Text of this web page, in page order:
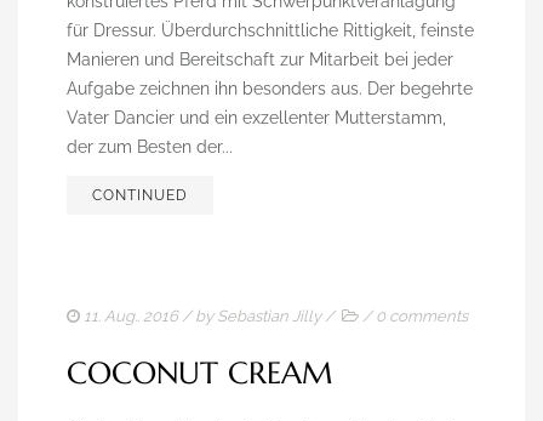
TRAININGSMÖGLICHKEITEN
PFERDE/ZUCHT
ERFOLGE
HENGSTE
für Dressur. Überdurchschnittliche Rittigkeit, feinste
Manieren und Bereitschaft zur Mitarbeit bei jeder
Aufgabe zeichnen ihn besonders aus. Der begehrte
Vater Dancier und ein exzellenter Mutterstamm,
der zum Besten der...
CONTINUED
11. Aug.. 2016/ by Sebastian Jilly/ / 0 comments
COCONUT CREAM